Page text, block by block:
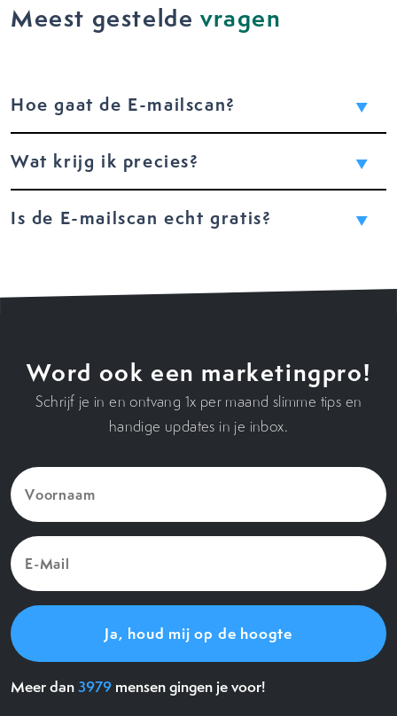
Meest gesteldevragen
Hoe gaat de E-mailscan?
Wat krijg ik precies?
Is de E-mailscan echt gratis?
Word ook een marketingpro!
Schrijf je in en ontvang 1x per maand slimme tips en
handige updates in je inbox.
Voornaam
(Vereist)
E-
Mail
(Vereist)
Meer dan3979 mensen gingen je voor!